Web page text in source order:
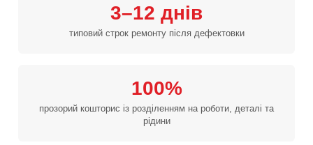
3–12 днів
типовий строк ремонту після дефектовки
100%
прозорий кошторис із розділенням на роботи, деталі та
рідини